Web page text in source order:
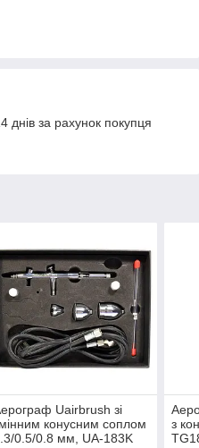
за рахунок покупця
Uairbrush зі
конусним соплом
0.5/0.8 мм, UA-183K
з